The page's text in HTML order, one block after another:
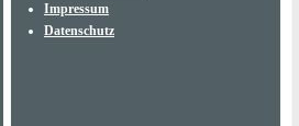
Impressum
Datenschutz